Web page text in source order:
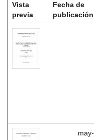
Vista
previa
Fecha de
publicación